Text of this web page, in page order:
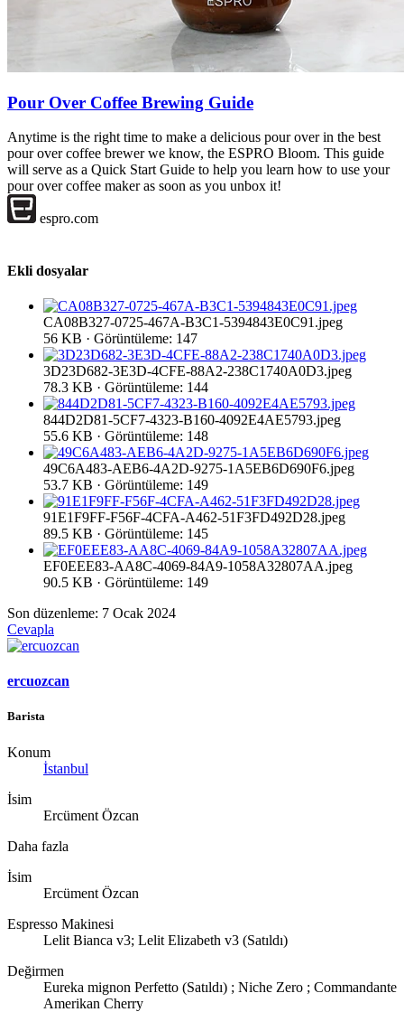
Pour Over Coffee Brewing Guide
Anytime is the right time to make a delicious pour over in the best
pour over coffee brewer we know, the ESPRO Bloom. This guide
will serve as a Quick Start Guide to help you learn how to use your
pour over coffee maker as soon as you unbox it!
espro.com
Ekli dosyalar
CA08B327-0725-467A-B3C1-5394843E0C91.jpeg
56 KB · Görüntüleme: 147
3D23D682-3E3D-4CFE-88A2-238C1740A0D3.jpeg
78.3 KB · Görüntüleme: 144
844D2D81-5CF7-4323-B160-4092E4AE5793.jpeg
55.6 KB · Görüntüleme: 148
49C6A483-AEB6-4A2D-9275-1A5EB6D690F6.jpeg
53.7 KB · Görüntüleme: 149
91E1F9FF-F56F-4CFA-A462-51F3FD492D28.jpeg
89.5 KB · Görüntüleme: 145
EF0EEE83-AA8C-4069-84A9-1058A32807AA.jpeg
90.5 KB · Görüntüleme: 149
Son düzenleme: 7 Ocak 2024
Cevapla
ercuozcan
Barista
Konum
İstanbul
İsim
Ercüment Özcan
Daha fazla
İsim
Ercüment Özcan
Espresso Makinesi
Lelit Bianca v3; Lelit Elizabeth v3 (Satıldı)
Değirmen
Eureka mignon Perfetto (Satıldı) ; Niche Zero ; Commandante
Amerikan Cherry